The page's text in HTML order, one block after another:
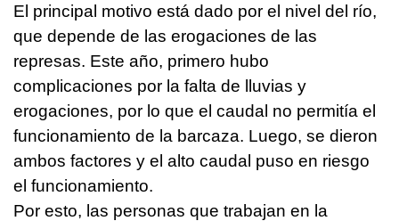
El principal motivo está dado por el nivel del río,
que depende de las erogaciones de las
represas. Este año, primero hubo
complicaciones por la falta de lluvias y
erogaciones, por lo que el caudal no permitía el
funcionamiento de la barcaza. Luego, se dieron
ambos factores y el alto caudal puso en riesgo
el funcionamiento.
Por esto, las personas que trabajan en la